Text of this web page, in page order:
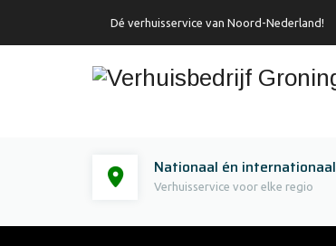
Dé verhuisservice van Noord-Nederland!
Nationaal én internationaal
Verhuisservice voor elke regio